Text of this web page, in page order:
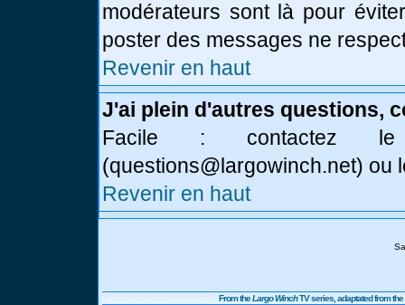
modérateurs sont là pour
poster des messages ne
Revenir en haut
J'ai plein d'autres questions,
Facile : contactez
(questions@largowinch.net) ou
Revenir en haut
From theLargo WinchTV series, adaptated from